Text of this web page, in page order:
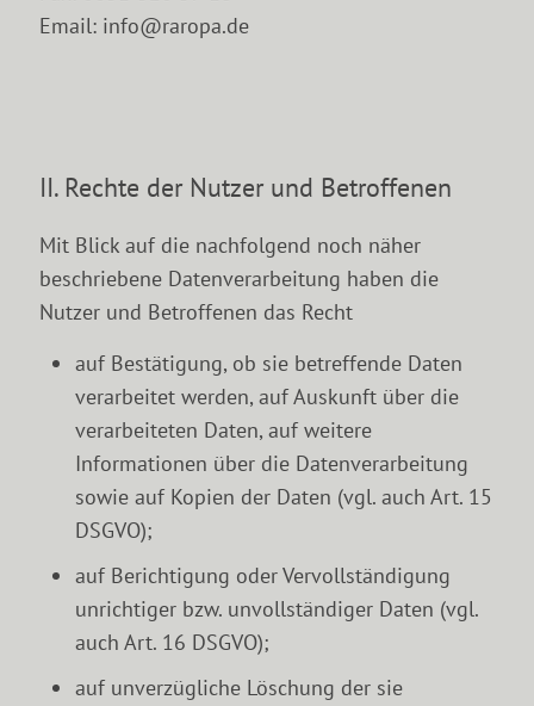
Email: info@raropa.de
II. Rechte der Nutzer und Betroffenen
Mit Blick auf die nachfolgend noch näher
beschriebene Datenverarbeitung haben die
Nutzer und Betroffenen das Recht
auf Bestätigung, ob sie betreffende Daten
verarbeitet werden, auf Auskunft über die
verarbeiteten Daten, auf weitere
Informationen über die Datenverarbeitung
sowie auf Kopien der Daten (vgl. auch Art. 15
DSGVO);
auf Berichtigung oder Vervollständigung
unrichtiger bzw. unvollständiger Daten (vgl.
auch Art. 16 DSGVO);
auf unverzügliche Löschung der sie